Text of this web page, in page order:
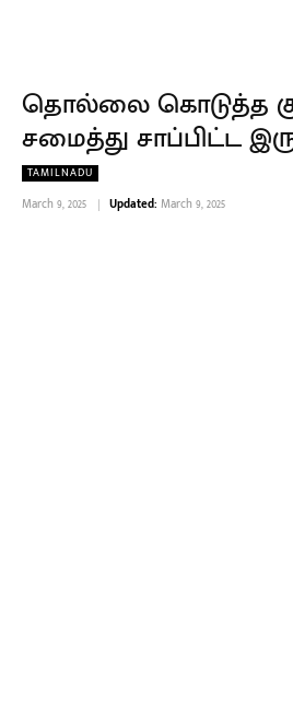
தொல்லை கொடுத்த
சமைத்து சாப்பிட்ட
TAMILNADU
March 9, 2025 Updated: March 9, 2025